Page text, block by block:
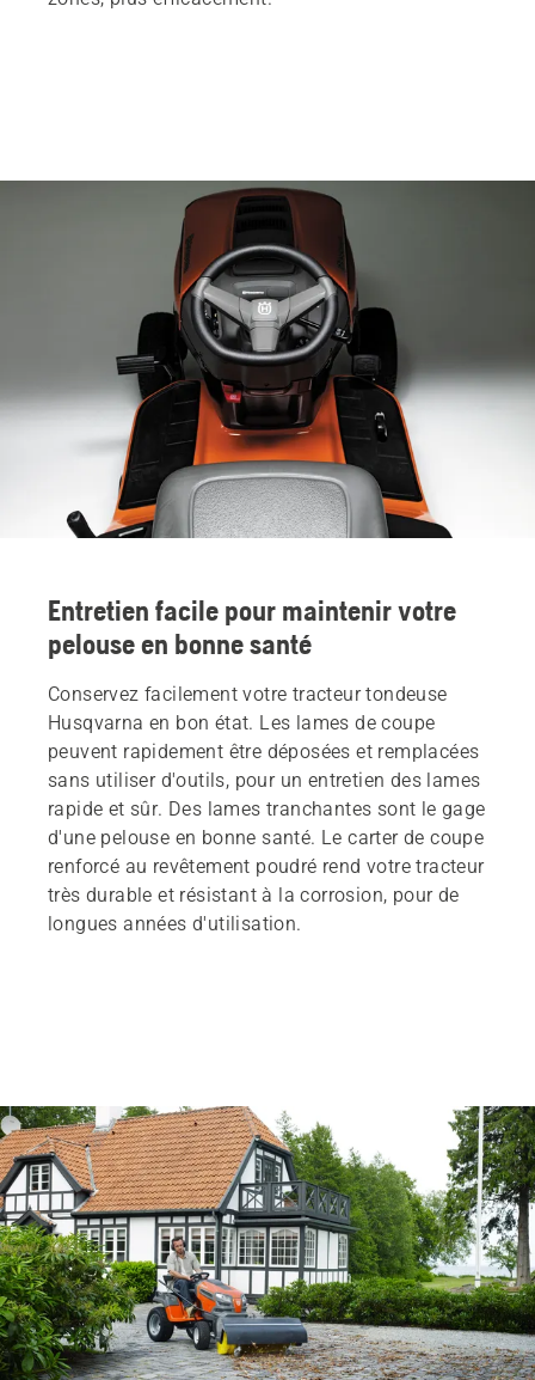
Entretien facile pour maintenir votre
pelouse en bonne santé
Conservez facilement votre tracteur tondeuse
Husqvarna en bon état. Les lames de coupe
peuvent rapidement être déposées et remplacées
sans utiliser d'outils, pour un entretien des lames
rapide et sûr. Des lames tranchantes sont le gage
d'une pelouse en bonne santé. Le carter de coupe
renforcé au revêtement poudré rend votre tracteur
très durable et résistant à la corrosion, pour de
longues années d'utilisation.